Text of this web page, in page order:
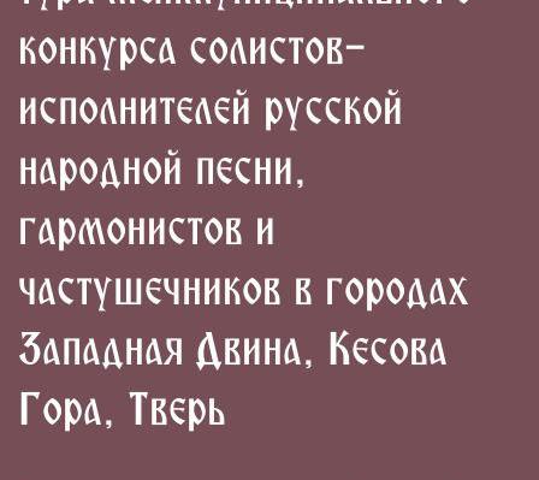
конкурса солистов-
исполнителей русской
народной песни,
гармонистов и
частушечников в городах
Западная Двина, Кесова
Гора, Тверь